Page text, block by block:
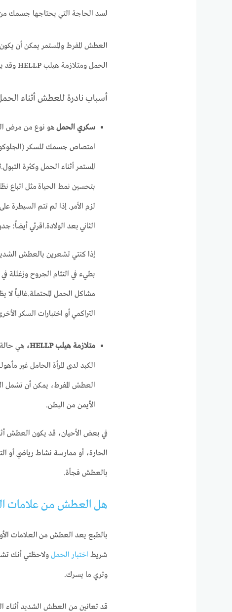
لسد الحاجة التي يحتاجها جسمك من
العطش المفرط والمستمر يمكن أن
الحمل ومتلازمة هيلب HELLP وقد ينتج عن تناول أنواع معينة من الطعام.
أسباب نادرة للعطش أثناء
سكري الحملهو نوع من مرض
امتصاص جسمك للسكر
المستمر أثناء الحمل وكثرة التبول.
بتحسين نمط الحياة مثل اتباع
لزم الأمر. إذا لم تتم السيطرة
الثاني بعد الولادة.اقرئي أيضاً:
إذا كنتي تشعرين بالعطش
بطيء في التئام الجروح وزغللة
مشاكل الحمل المحتملة.غالباً
التراكمي أو اختبارات السكر
متلازمة هيلب HELLP،
هي
الكبد لدى المرأة الحامل غير
العطش المفرط، يمكن أن تشمل
الأيمن من البطن.
في بعض الأحيان، قد يكون العطش
الحارة، أو ممارسة نشاط رياضي
بالعطش فجأة.
هل العطش من علامات
بالطبع يعد العطش من العلامات
شريط اختبار الحملولاحظتي أنك
وتري ما يسرك.
قد تعانين من العطش الشديد